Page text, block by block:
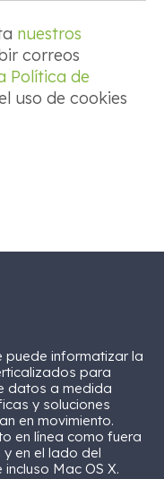
nuestros
correos
Política de
uso de cookies
informatizar la
para
datos a medida
y soluciones
en movimiento.
en línea como fuera
y en el lado del
Mac OS X.